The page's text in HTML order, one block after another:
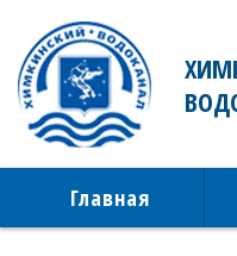
Главная